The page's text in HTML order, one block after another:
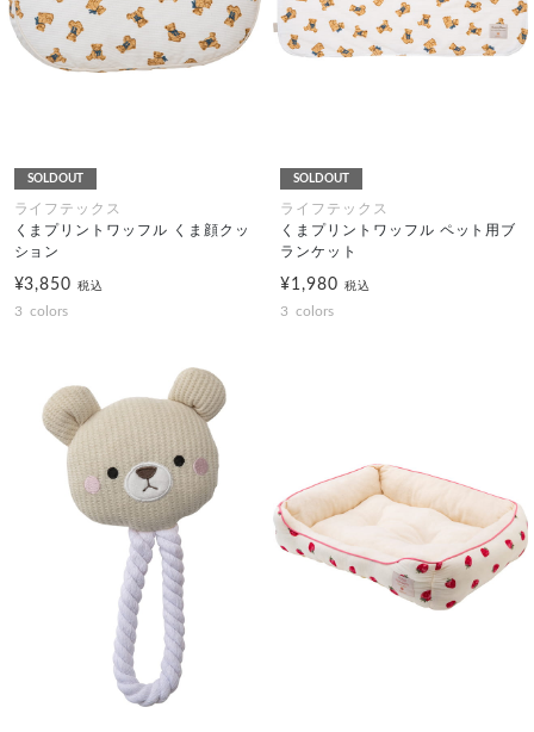
SOLDOUT
ライフテックス
くまプリントワッフル くま顔クッ
ション
¥3,850税込
3 colors
SOLDOUT
ライフテックス
くまプリントワッフル ペット用ブ
ランケット
¥1,980 税込
3 colors